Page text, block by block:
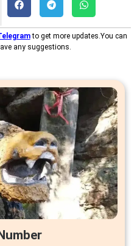
to get more updates.You can
any suggestions.